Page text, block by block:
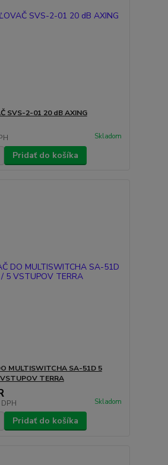
SVS-2-01 20 dB AXING
Skladom
Pridať do košíka
MULTISWITCHA SA-51D 5
TERRA
Skladom
Pridať do košíka